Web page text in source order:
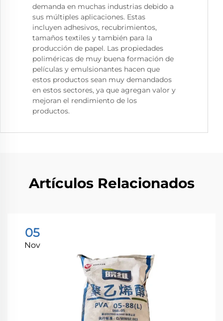
demanda en muchas industrias debido a
sus múltiples aplicaciones. Estas
incluyen adhesivos, recubrimientos,
tamaños textiles y también para la
producción de papel. Las propiedades
poliméricas de muy buena formación de
películas y emulsionantes hacen que
estos productos sean muy demandados
en estos sectores, ya que agregan valor y
mejoran el rendimiento de los
productos.
Artículos Relacionados
05
Nov